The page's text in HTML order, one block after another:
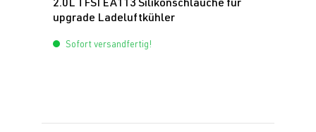
Scirocco
III (Typ 13) |
2.0 TFSI
BJ 1995-2000
(EA113)
upgrade Ladeluftkühler
Sofort versandfertig!